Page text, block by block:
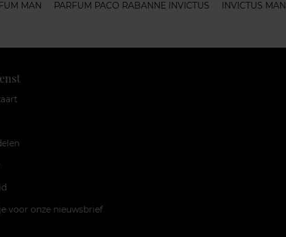
MAN PARFUM PACO RABANNE INVICTUS INVICTUS MAN
voor onze nieuwsbrief